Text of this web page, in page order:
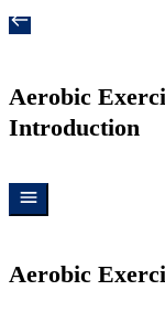
Aerobic
Introduction
Aerobic